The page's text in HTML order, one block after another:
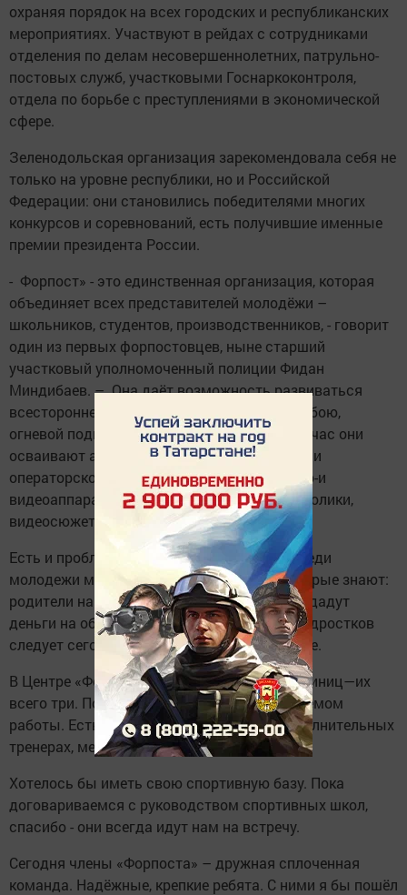
охраняя порядок на всех городских и республиканских
мероприятиях. Участвуют в рейдах с сотрудниками
отделения по делам несовершеннолетних, патрульно-
постовых служб, участковыми Госнаркоконтроля,
отдела по борьбе с преступлениями в экономической
сфере.
Зеленодольская организация зарекомендовала себя не
только на уровне республики, но и Российской
Федерации: они становились победителями многих
конкурсов и соревнований, есть получившие именные
премии президента России.
- Форпост» - это единственная организация, которая
объединяет всех представителей молодёжи –
школьников, студентов, производственников, - говорит
один из первых форпостовцев, ныне старший
участковый уполномоченный полиции Фидан
Миндибаев. – Она даёт возможность развиваться
всесторонне. Мы учим ребят рукопашному бою,
огневой подготовке, спецдисциплинам. Сейчас они
осваивают азы режиссерского мастерства и
операторского дела, чтобы работать с фото-и
видеоаппаратурой, делать и монтировать ролики,
видеосюжеты.
Есть и проблемные точки. К сожалению, среди
молодежи много инфантильных ребят, которые знают:
родители накормят, оденут, купят телефон, дадут
деньги на образование. Именно на таких подростков
следует сегодня обращать особое внимание.
В Центре «Форпост» не хватает штатных единиц—их
всего три. Порой мы не справляемся с объемом
работы. Есть острая необходимость в дополнительных
тренерах, методистах.
Хотелось бы иметь свою спортивную базу. Пока
договариваемся с руководством спортивных школ,
спасибо - они всегда идут нам на встречу.
Сегодня члены «Форпоста» – дружная сплоченная
команда. Надёжные, крепкие ребята. С ними я бы пошёл